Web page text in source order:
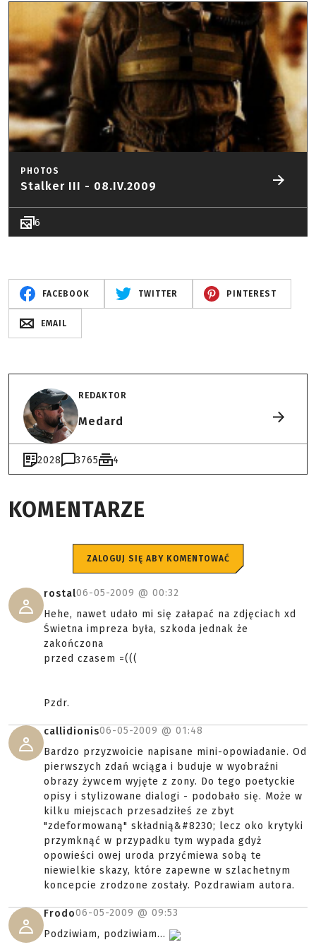
PHOTOS
Stalker III - 08.IV.2009
6
FACEBOOK TWITTER PINTEREST
EMAIL
REDAKTOR
Medard
2028 3765 4
KOMENTARZE
ZALOGUJ SIĘ ABY KOMENTOWAĆ
rostal06-05-2009 @ 00:32
Hehe, nawet udało mi się załapać na zdjęciach xd
Świetna impreza była, szkoda jednak że
zakończona
przed czasem =(((
Pzdr.
callidionis06-05-2009 @ 01:48
Bardzo przyzwoicie napisane mini-opowiadanie. Od
pierwszych zdań wciąga i buduje w wyobraźni
obrazy żywcem wyjęte z zony. Do tego poetyckie
opisy i stylizowane dialogi - podobało się. Może w
kilku miejscach przesadziłeś ze zbyt
"zdeformowaną" składnią&#8230; lecz oko krytyki
przymknąć w przypadku tym wypada gdyż
opowieści owej uroda przyćmiewa sobą te
niewielkie skazy, które zapewne w szlachetnym
koncepcie zrodzone zostały. Pozdrawiam autora.
Frodo06-05-2009 @ 09:53
Podziwiam, podziwiam...